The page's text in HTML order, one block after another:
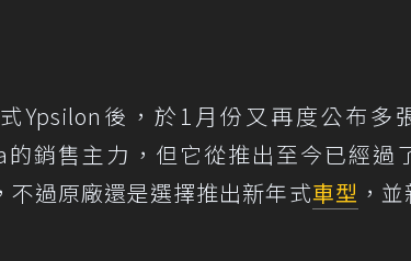
Ypsilon後，於1月份又再度公布多
銷售主力，但它從推出至今已經過
過原廠還是選擇推出新年式車型 ，